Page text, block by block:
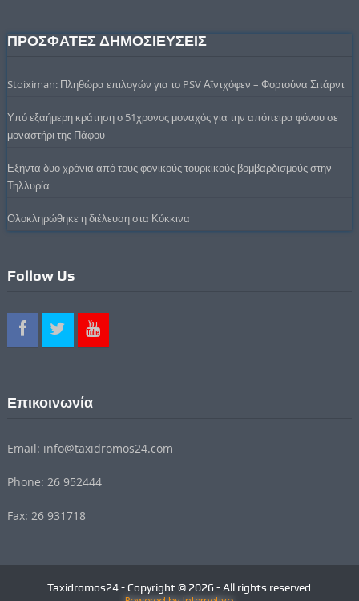
ΠΡΟΣΦΑΤΕΣ ΔΗΜΟΣΙΕΥΣΕΙΣ
Stoiximan: Πληθώρα επιλογών για το PSV Αϊντχόφεν – Φορτούνα Σιτάρντ
Υπό εξαήμερη κράτηση ο 51χρονος μοναχός για την απόπειρα φόνου σε
μοναστήρι της Πάφου
Εξήντα δυο χρόνια από τους φονικούς τουρκικούς βομβαρδισμούς στην
Τηλλυρία
Ολοκληρώθηκε η διέλευση στα Κόκκινα
Follow Us
Επικοινωνία
Email: info@taxidromos24.com
Phone: 26 952444
Fax: 26 931718
Taxidromos24 - Copyright © 2026 - All rights reserved